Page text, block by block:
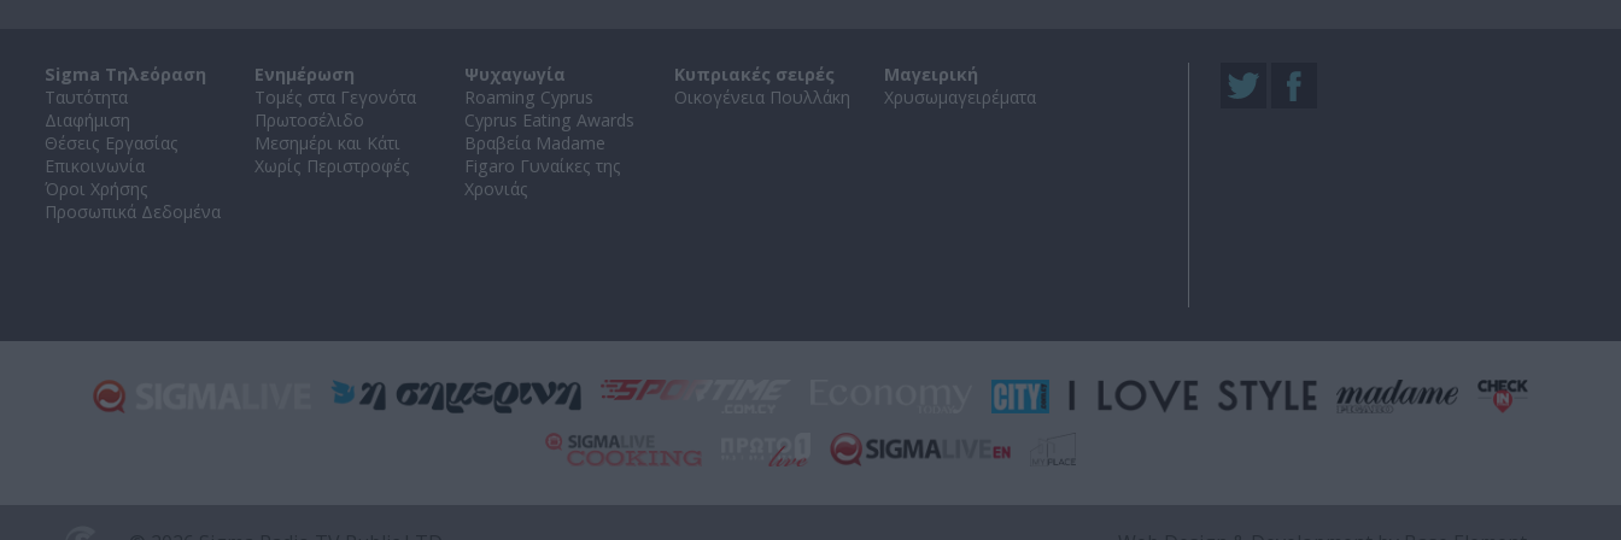
Sigma Τηλεόραση
Ταυτότητα
Διαφήμιση
Θέσεις Εργασίας
Επικοινωνία
Όροι Χρήσης
Προσωπικά Δεδομένα
Ενημέρωση
Τομές στα Γεγονότα
Πρωτοσέλιδο
Μεσημέρι και Κάτι
Χωρίς Περιστροφές
Ψυχαγωγία
Roaming Cyprus
Cyprus Eating Awards
Βραβεία Madame
Figaro Γυναίκες της
Χρονιάς
Κυπριακές σειρές
Οικογένεια Πουλλάκη
Μαγειρική
Χρυσωμαγειρέματα